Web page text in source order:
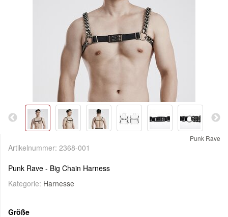
Punk Rave
Artikelnummer: 2368-001
Punk Rave - Big Chain Harness
Kategorie: Harnesse
Größe